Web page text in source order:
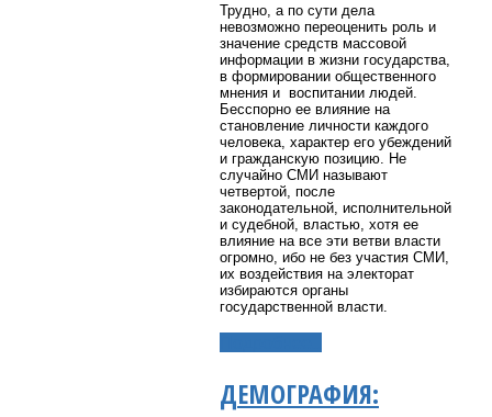
Трудно, а по сути дела
невозможно переоценить роль и
значение средств массовой
информации в жизни государства,
в формировании общественного
мнения и воспитании людей.
Бесспорно ее влияние на
становление личности каждого
человека, характер его убеждений
и гражданскую позицию. Не
случайно СМИ называют
четвертой, после
законодательной, исполнительной
и судебной, властью, хотя ее
влияние на все эти ветви власти
огромно, ибо не без участия СМИ,
их воздействия на электорат
избираются органы
государственной власти.
ДЕМОГРАФИЯ: